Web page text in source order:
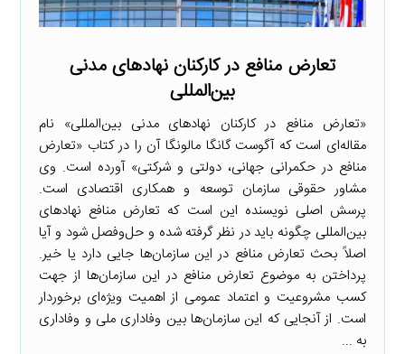
تعارض منافع در کارکنان نهادهای مدنی
بین‌المللی
«تعارض منافع در کارکنان نهادهای مدنی بین‌المللی» نام
مقاله‌ای است که آگوست گانگا مالونگا آن را در کتاب «تعارض
منافع در حکمرانی جهانی، دولتی و شرکتی» آورده است. وی
مشاور حقوقی سازمان توسعه و همکاری اقتصادی است.
پرسش اصلی نویسنده این است که تعارض منافع نهادهای
بین‌المللی چگونه باید در نظر گرفته شده و حل‌وفصل شود و آیا
اصلاً بحث تعارض منافع در این سازمان‌ها جایی دارد یا خیر.
پرداختن به موضوع تعارض منافع در این سازمان‌ها از جهت
کسب مشروعیت و اعتماد عمومی از اهمیت ویژه‌ای برخوردار
است. از آنجایی که این سازمان‌ها بین وفاداری ملی و وفاداری
به ...